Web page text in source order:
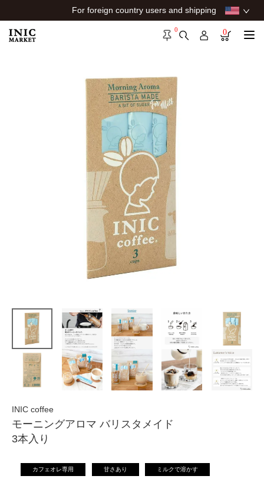
For foreign country users and shipping
0 0
INIC coffee
モーニングアロマ バリスタメイド
3本入り
カフェオレ専用 甘さあり ミルクで溶かす